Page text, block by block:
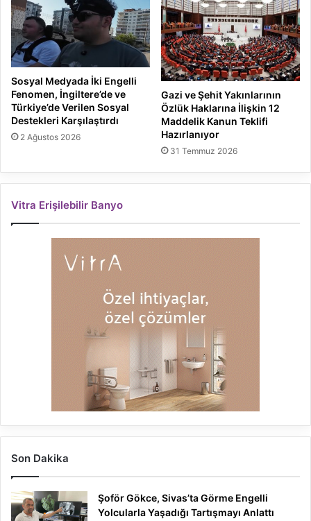
Sosyal Medyada İki Engelli
Fenomen, İngiltere’de ve
Türkiye’de Verilen Sosyal
Destekleri Karşılaştırdı
2 Ağustos 2026
Gazi ve Şehit Yakınlarının
Özlük Haklarına İlişkin 12
Maddelik Kanun Teklifi
Hazırlanıyor
31 Temmuz 2026
Vitra Erişilebilir Banyo
Son Dakika
Şoför Gökce, Sivas’ta Görme Engelli
Yolcularla Yaşadığı Tartışmayı Anlattı